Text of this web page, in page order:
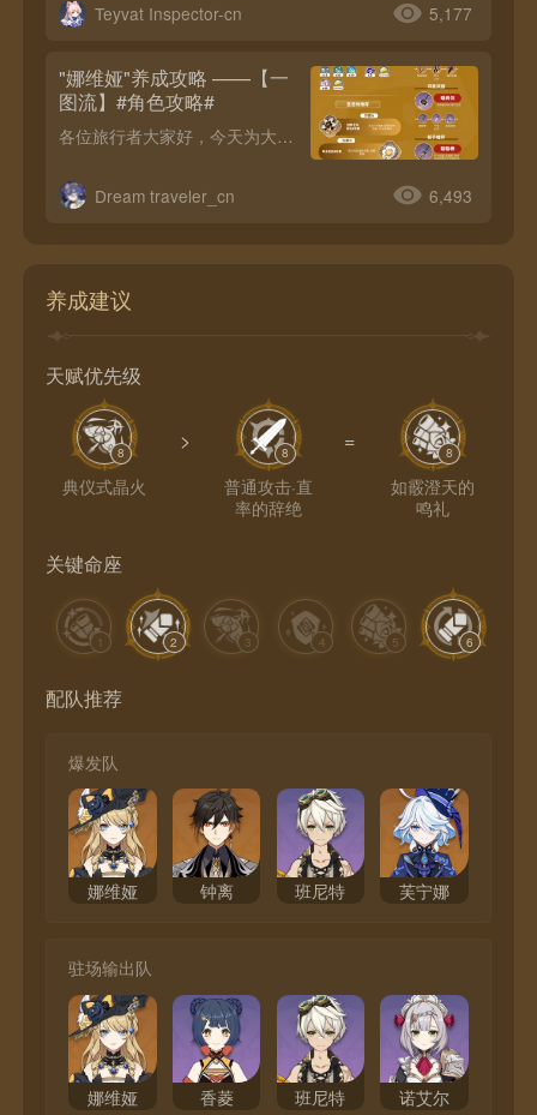
Teyvat Inspector-cn 5,177
"娜维娅"养成攻略 ——【一
图流】#角色攻略#
各位旅行者大家好，今天为大家带来的是“娜维娅”一图流攻略，希望对大家有帮助哦！
Dream traveler_cn 6,493
养成建议
天赋优先级
8
典仪式晶火
> 8
普通攻击·直
率的辞绝
= 8
如霰澄天的
鸣礼
关键命座
1 2 3 4 5 6
配队推荐
爆发队
娜维娅 钟离 班尼特 芙宁娜
驻场输出队
娜维娅 香菱 班尼特 诺艾尔